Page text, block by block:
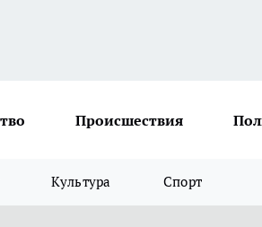
Происшествия
Культура Спорт